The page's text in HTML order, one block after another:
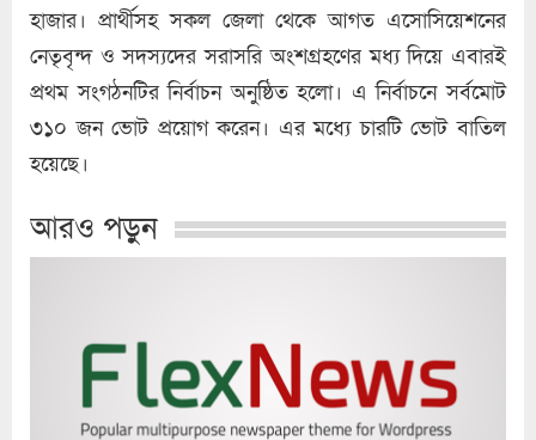
হাজার। প্রার্থীসহ সকল জেলা থেকে আগত এসোসিয়েশনের
নেতৃবৃন্দ ও সদস্যদের সরাসরি অংশগ্রহণের মধ্য দিয়ে এবারই
প্রথম সংগঠনটির নির্বাচন অনুষ্ঠিত হলো। এ নির্বাচনে সর্বমোট
৩১০ জন ভোট প্রয়োগ করেন। এর মধ্যে চারটি ভোট বাতিল
হয়েছে।
আরও পড়ুন